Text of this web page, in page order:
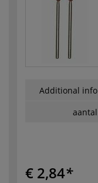
Additional info
aantal
€ 2,84